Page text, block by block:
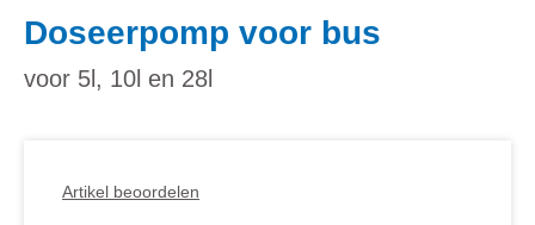
Doseerpomp voor bus
voor 5l, 10l en 28l
Artikel beoordelen